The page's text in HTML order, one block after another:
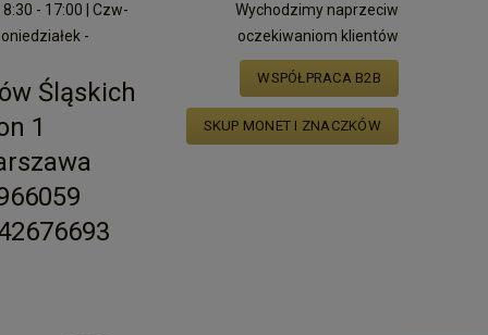
- 17:00 | Czw-
-
Śląskich
1
Wychodzimy naprzeciw
oczekiwaniom klientów
WSPÓŁPRACA B2B
SKUP MONET I ZNACZKÓW